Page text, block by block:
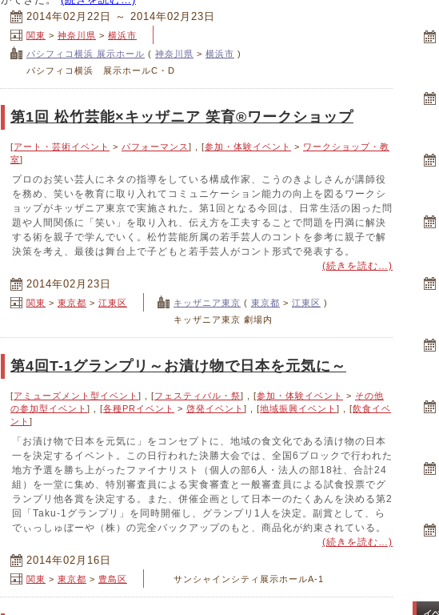
2014年02月22日 ～ 2014年02月23日
関東 > 神奈川県 > 横浜市
パシフィコ横浜 展示ホール ( 神奈川県 > 横浜市 )
パシフィコ横浜 展示ホールC・D
第1回 松竹芸能×キッザニア 笑育®ワークショップ
[アート・芸術イベント > パフォーマンス ] , [参加・体験イベント > ワークショップ・教
室]
プロのお笑い芸人にネタの指導をしている構成作家、こうのきよしさんが講師役
を務め、笑いを教育に取り入れてコミュニケーション能力の向上を図るワークシ
ョップがキッザニア東京で実施された。第1回となる今回は、日常生活の困った問
題や人間関係に「笑い」を取り入れ、伝え方を工夫することで問題を円満に解決
する術を親子で学んでいく。松竹芸能所属の若手芸人のコントを参考に親子で解
決策を考え、最後は舞台上で子どもと若手芸人がコント形式で発表する。
(続きを読む…)
2014年02月23日
関東 > 東京都 > 江東区 キッザニア東京 ( 東京都 > 江東区 )
キッザニア東京 劇場内
第4回T-1グランプリ～お漬け物で日本を元気に～
[アミューズメント型イベント ] , [フェスティバル・祭] , [参加・体験イベント > その他
の参加型イベント ] , [各種PRイベント > 啓発イベント ] , [地域振興イベント ] , [飲食イベ
ント ]
「お漬け物で日本を元気に」をコンセプトに、地域の食文化である漬け物の日本
一を決定するイベント。この日行われた決勝大会では、全国6ブロックで行われた
地方予選を勝ち上がったファイナリスト（個人の部6人・法人の部18社、合計24
組）を一堂に集め、特別審査員による実食審査と一般審査員による試食投票でグ
ランプリ他各賞を決定する。また、併催企画として日本一のたくあんを決める第2
回「Taku-1グランプリ」を同時開催し、グランプリ1人を決定。副賞として、ら
でぃっしゅぼーや（株）の完全バックアップのもと、商品化が約束されている。
(続きを読む…)
2014年02月16日
関東 > 東京都 > 豊島区 サンシャインシティ展示ホールA-1